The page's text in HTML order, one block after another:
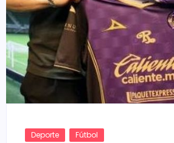
Deporte Fútbol